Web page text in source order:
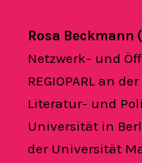
Rosa Beckmann
Netzwerk- und
REGIOPARL an
Literatur- und
Universität in
der Universität